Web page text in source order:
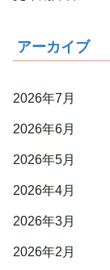
アーカイブ
2026年7月
2026年6月
2026年5月
2026年4月
2026年3月
2026年2月